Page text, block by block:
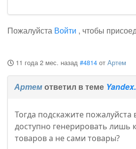
Пожалуйста Войти , чтобы
11 года 2 мес. назад #4814 от Артем
Артемответил в теме
Тогда подскажите пожалуйста
доступно генерировать лишь
товаров а не сами товары?